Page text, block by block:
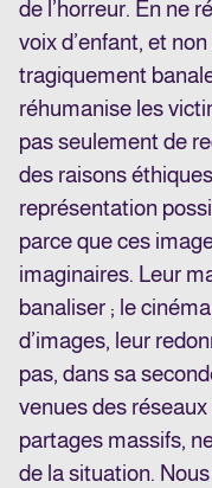
de l’horreur. En ne
voix d’enfant, et
tragiquement
réhumanise les
pas seulement de
des raisons
représentation
parce que ces
imaginaires. Leur
banaliser ; le
d’images, leur
pas, dans sa
venues des
partages massifs,
de la situation.